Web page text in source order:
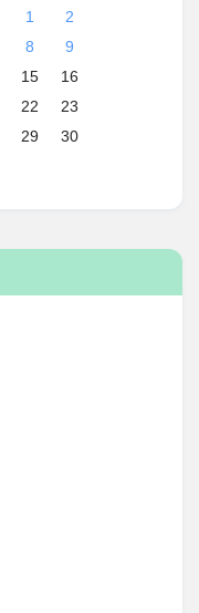
1
2
8
9
15
16
22
23
29
30